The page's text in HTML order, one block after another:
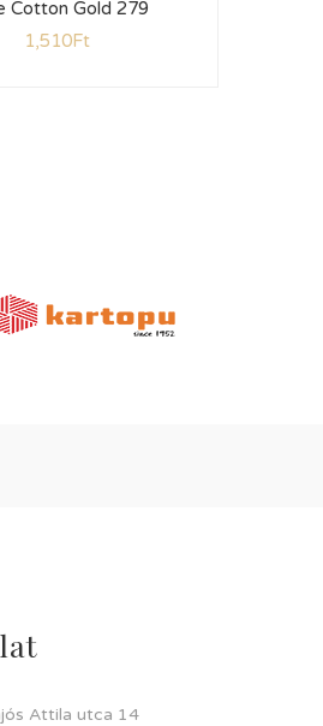
Cotton Gold 279
1,510Ft
Attila utca 14